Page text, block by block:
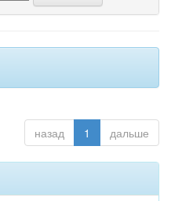
назад 1 дальше